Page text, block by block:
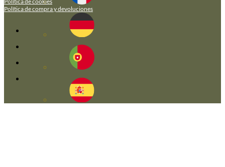
Política de compra y devoluciones